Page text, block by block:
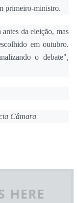
primeiro-ministro.
da eleição, mas
em outubro.
o debate",
Câmara
HERE